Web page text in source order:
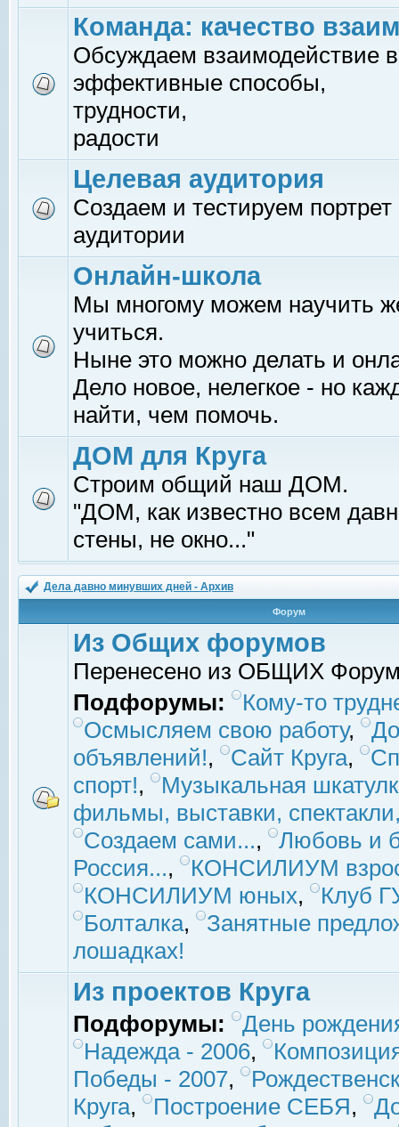
Команда: качество
Обсуждаем взаимодействие
эффективные способы,
трудности,
радости
Целевая аудитория
Создаем и тестируем
аудитории
Онлайн-школа
Мы многому можем научить
учиться.
Ныне это можно делать и
Дело новое, нелегкое - но
найти, чем помочь.
ДОМ для Круга
Строим общий наш ДОМ.
"ДОМ, как известно всем
стены, не окно..."
Дела давно минувших дней - Архив
Форум
Из Общих форумов
Перенесено из ОБЩИХ
Подфорумы:
Кому-то
Осмысляем свою работу,
объявлений!, Сайт Круга,
спорт!,
Музыкальная
фильмы, выставки,
Создаем сами...,
Любовь и
Россия...,
КОНСИЛИУМ
КОНСИЛИУМ юных,
Клуб
Болталка,
Занятные
лошадках!
Из проектов Круга
Подфорумы:
День
Надежда - 2006,
Победы - 2007,
Круга, Построение СЕБЯ,